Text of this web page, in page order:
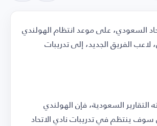
السعودي، على موعد انتظام الهولندي
الفريق الجديد، إلى تدريبات
السعودية، فإن الهولندي
ينتظم في تدريبات نادي الاتحاد